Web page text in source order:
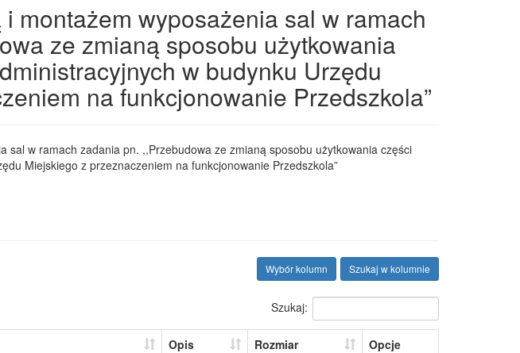
montażem wyposażenia sal w ramach
ze zmianą sposobu użytkowania
w budynku Urzędu
na funkcjonowanie Przedszkola”
sal w ramach zadania pn. ,,Przebudowa ze zmianą sposobu użytkowania części
Miejskiego z przeznaczeniem na funkcjonowanie Przedszkola”
Szukaj w kolumnie
Wybór kolumn
Szukaj:
Opis Rozmiar
Opcje